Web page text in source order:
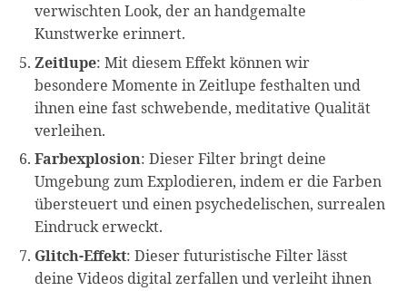
verwischten Look, der an handgemalte
Kunstwerke erinnert.
Zeitlupe: Mit diesem Effekt können wir
besondere Momente in Zeitlupe festhalten und
ihnen eine fast schwebende, meditative Qualität
verleihen.
Farbexplosion: Dieser Filter bringt deine
Umgebung zum Explodieren, indem er die Farben
übersteuert und einen psychedelischen, surrealen
Eindruck erweckt.
Glitch-Effekt: Dieser futuristische Filter lässt
deine Videos digital zerfallen und verleiht ihnen